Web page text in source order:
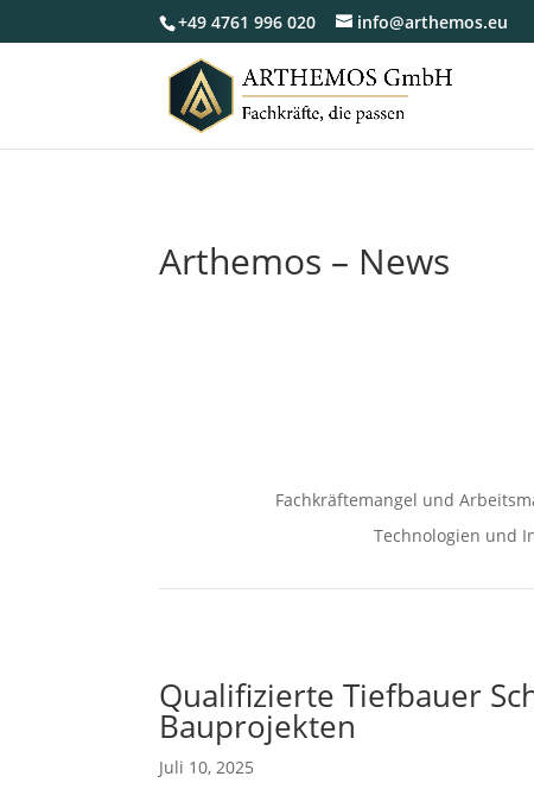
+49 4761 996 020 info@arthemos.eu
Arthemos – News
Fachkräftemangel und
Technologien und
Qualifizierte Tiefbauer
Bauprojekten
Juli 10, 2025